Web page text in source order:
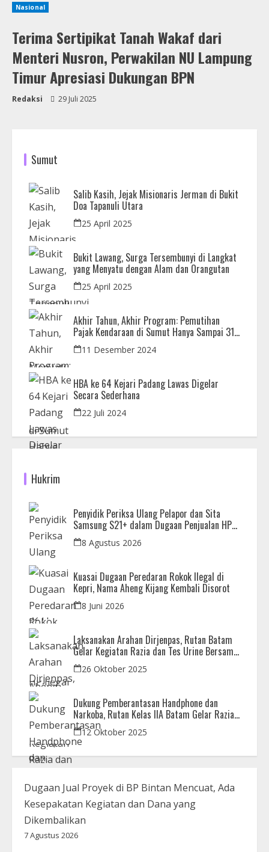
Nasional
Terima Sertipikat Tanah Wakaf dari
Menteri Nusron, Perwakilan NU Lampung
Timur Apresiasi Dukungan BPN
Redaksi 29 Juli 2025
Sumut
Salib Kasih, Jejak Misionaris Jerman di Bukit
Doa Tapanuli Utara
25 April 2025
Bukit Lawang, Surga Tersembunyi di Langkat
yang Menyatu dengan Alam dan Orangutan
25 April 2025
Akhir Tahun, Akhir Program: Pemutihan
Pajak Kendaraan di Sumut Hanya Sampai 31
Desember
11 Desember 2024
HBA ke 64 Kejari Padang Lawas Digelar
Secara Sederhana
22 Juli 2024
Hukrim
Penyidik Periksa Ulang Pelapor dan Sita
Samsung S21+ dalam Dugaan Penjualan HP
Ilegal di Nagoya Hill
8 Agustus 2026
Kuasai Dugaan Peredaran Rokok Ilegal di
Kepri, Nama Aheng Kijang Kembali Disorot
8 Juni 2026
Laksanakan Arahan Dirjenpas, Rutan Batam
Gelar Kegiatan Razia dan Tes Urine Bersama
APH26 Oktober 2025
Dukung Pemberantasan Handphone dan
Narkoba, Rutan Kelas IIA Batam Gelar Razia
Bersama Aparat Penegak Hukum
12 Oktober 2025
Dugaan Jual Proyek di BP Bintan Mencuat, Ada
Kesepakatan Kegiatan dan Dana yang
Dikembalikan
7 Agustus 2026